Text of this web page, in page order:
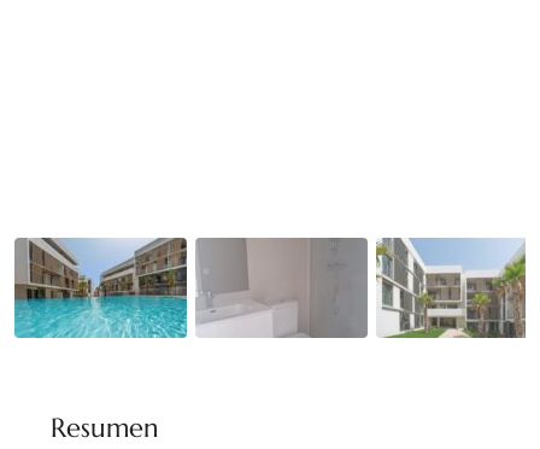
Resumen